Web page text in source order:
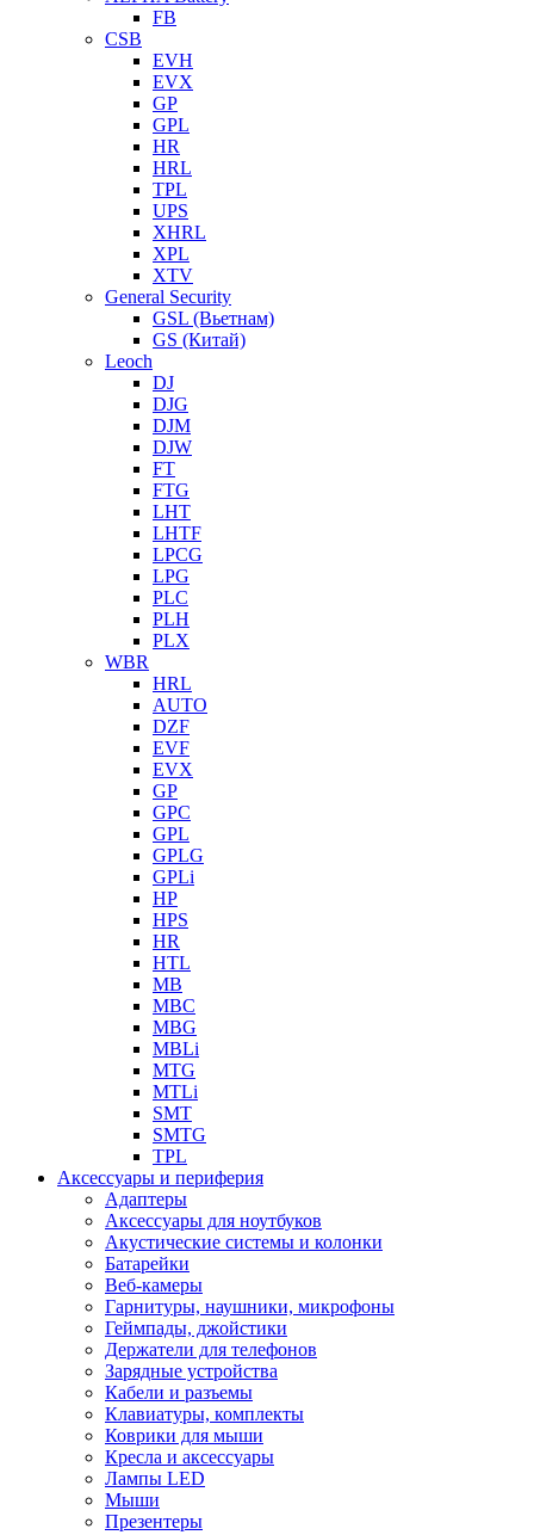
FB
CSB
EVH
EVX
GP
GPL
HR
HRL
TPL
UPS
XHRL
XPL
XTV
General Security
GSL (Вьетнам)
GS (Китай)
Leoch
DJ
DJG
DJM
DJW
FT
FTG
LHT
LHTF
LPCG
LPG
PLC
PLH
PLX
WBR
HRL
AUTO
DZF
EVF
EVX
GP
GPC
GPL
GPLG
GPLi
HP
HPS
HR
HTL
MB
MBC
MBG
MBLi
MTG
MTLi
SMT
SMTG
TPL
Аксессуары и периферия
Адаптеры
Аксессуары для ноутбуков
Акустические системы и колонки
Батарейки
Веб-камеры
Гарнитуры, наушники, микрофоны
Геймпады, джойстики
Держатели для телефонов
Зарядные устройства
Кабели и разъемы
Клавиатуры, комплекты
Коврики для мыши
Кресла и аксессуары
Лампы LED
Мыши
Презентеры